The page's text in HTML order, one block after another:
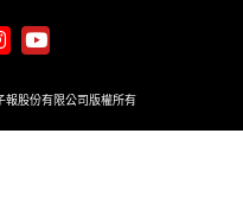
報股份有限公司版權所有